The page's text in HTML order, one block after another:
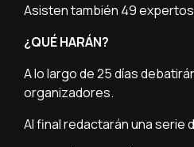
Asisten también 49
¿QUÉ HARÁN?
A lo largo de 25 días
organizadores.
Al final redactarán una